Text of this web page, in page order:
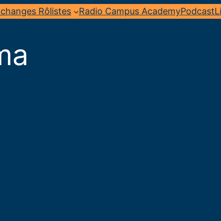
Rôlistes Radio Campus AcademyPodcast